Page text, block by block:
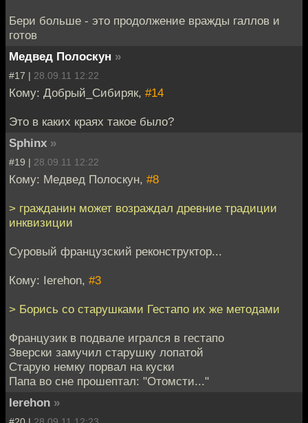
Бери больше - это продолжение вражды галлов и
готов
Медвед Полоскун »
#17 | 28.09.11 12:22
Кому: Добрый_Сибиряк, #14
Это в каких краях такое было?
Sphinx »
#19 | 28.09.11 12:22
Кому: Медвед Полоскун, #8
> гражданин может возраждал древние традиции
инквизиции
Суровый французский реконструктор...
Кому: Ierehon, #3
> Борись со старушками Гестапо их же методами
Французик в подвале игрался в гестапо
Зверски замучил старушку лопатой
Старую немку порвал на куски
Папа во сне прошептал: "Отомсти..."
Ierehon »